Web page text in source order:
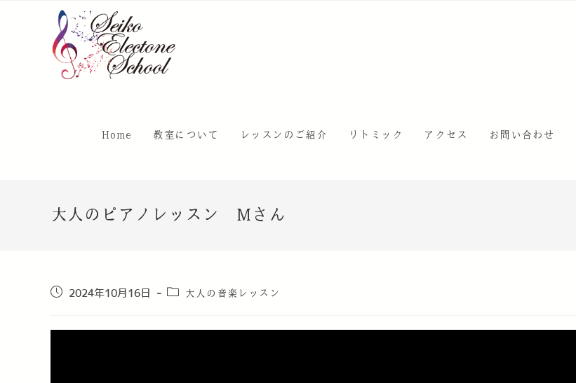
Home 教室について レッスンのご紹介 リトミック アクセス お問い合わせ
大人のピアノレッスン Mさん
2024年10月16日 大人の音楽レッスン